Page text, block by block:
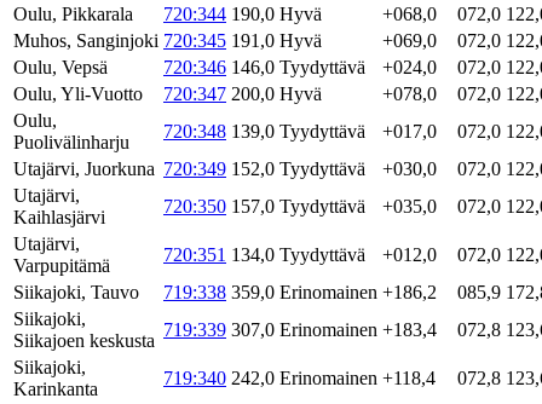
Oulu, Pikkarala
720:344 190,0 Hyvä +068,0 072,0
Muhos, Sanginjoki 720:345 191,0 Hyvä +069,0 072,0
Oulu, Vepsä
720:346 146,0 Tyydyttävä +024,0 072,0
Oulu, Yli-Vuotto
720:347 200,0 Hyvä +078,0 072,0
Oulu,
Puolivälinharju
720:348 139,0 Tyydyttävä +017,0 072,0
Utajärvi, Juorkuna 720:349 152,0 Tyydyttävä +030,0 072,0
Utajärvi,
Kaihlasjärvi
720:350 157,0 Tyydyttävä +035,0 072,0
Utajärvi,
Varpupitämä
720:351 134,0 Tyydyttävä +012,0 072,0
Siikajoki, Tauvo
719:338 359,0 Erinomainen +186,2 085,9
Siikajoki,
Siikajoen keskusta
719:339 307,0 Erinomainen +183,4 072,8
Siikajoki,
Karinkanta
719:340 242,0 Erinomainen +118,4 072,8